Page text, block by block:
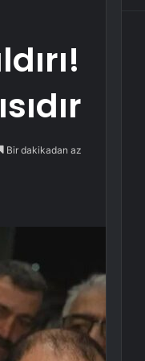
Bir dakikadan az